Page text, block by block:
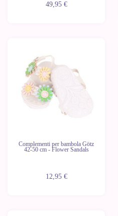
49,95 €
Complementi per bambola Götz
42-50 cm - Flower Sandals
12,95 €